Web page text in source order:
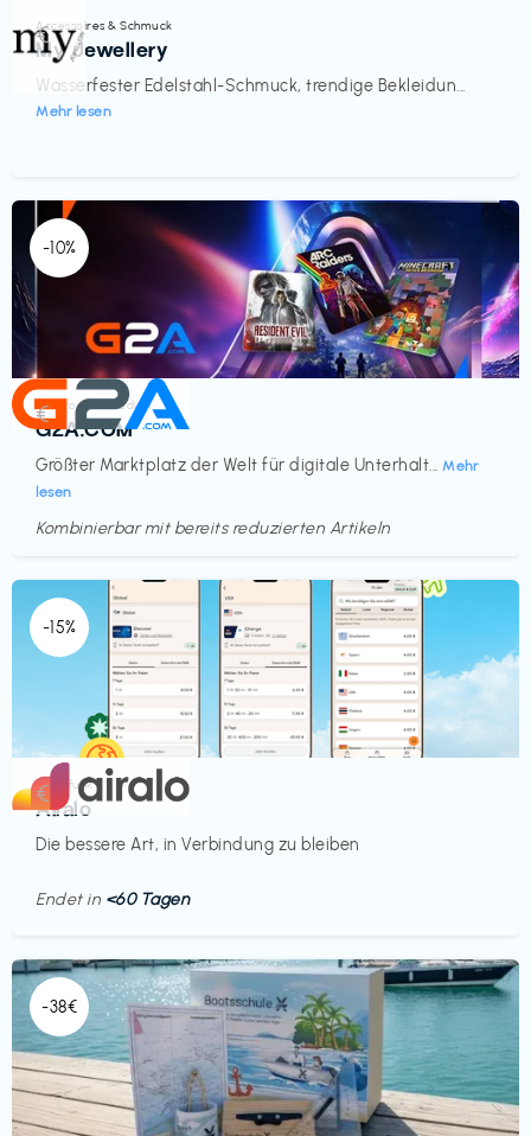
Accessoires & Schmuck
My Jewellery
Wasserfester Edelstahl-Schmuck, trendige Bekleidun...
Mehr lesen
€‎
-10%
Elektronik & Medien
G2A.COM
Größter Marktplatz der Welt für digitale Unterhalt... Mehr
lesen
€‎
Kombinierbar mit bereits reduzierten Artikeln
-15%
Mobilfunk
Airalo
Die bessere Art, in Verbindung zu bleiben
€‎
Endet in <60 Tagen
-38€